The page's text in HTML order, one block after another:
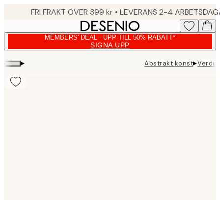
FRI FRAKT ÖVER 399 kr • LEVERANS 2-4
MEMBERS' DEAL - UPP TILL 50% RABATT*
SIGNA UPP
▸ Abstrakt konst▸